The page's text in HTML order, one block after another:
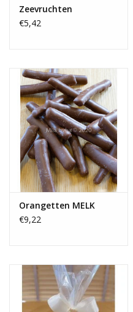
Zeevruchten
€5,42
Orangetten MELK
€9,22